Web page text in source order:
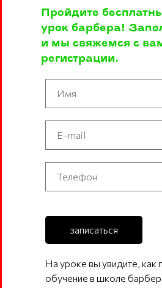
записаться
Пройдите
урок барбера!
и мы свяжемся с
регистрации.
На уроке вы увидите, как
обучение в школе